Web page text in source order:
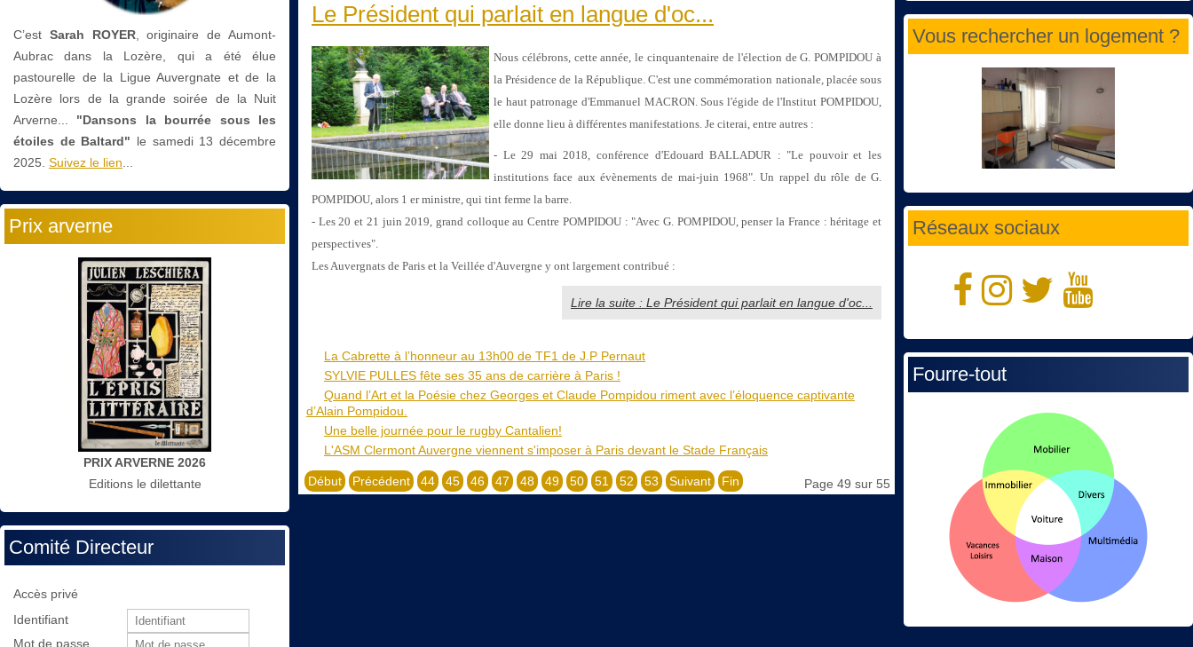
C’est Sarah ROYER, originaire de Aumont-
Aubrac dans la Lozère, qui a été élue
pastourelle de la Ligue Auvergnate et de la
Lozère lors de la grande soirée de la Nuit
Arverne...
"Dansons la bourrée sous les
étoiles de Baltard" le samedi 13 décembre
2025. Suivez le lien
Prix arverne
PRIX ARVERNE 2026
Editions le dilettante
Comité Directeur
Accès privé
Identifiant
Mot de passe
Le Président qui parlait en langue d'oc...
Nous célébrons, cette année, le cinquantenaire de l'élection de G. POMPIDOU à
la Présidencede la République. C'est une commémoration nationale, placée sous
le haut patronage d'Emmanuel MACRON. Sous l'égide de l'Institut POMPIDOU,
elle donne lieu à différentes manifestations. Je citerai, entre autres :
- Le 29 mai 2018, conférence d'Edouard BALLADUR : "Le pouvoir et les
institutions face aux évènements de mai-juin 1968". Un rappel du rôle de G.
POMPIDOU, alors 1 er ministre, qui tint ferme la barre.
- Les 20 et 21 juin 2019, grand colloque au Centre POMPIDOU : "Avec G. POMPIDOU, penser la France : héritage et
perspectives".
Les Auvergnats de Paris et la Veillée d'Auvergne y ont largement contribué :
Lire la suite : Le Président qui parlait en langue d'oc...
La Cabrette à l’honneur au 13h00 de TF1 de J.P Pernaut
SYLVIE PULLES fête ses 35 ans de carrière à Paris !
Quand l’Art et la Poésie chez Georges et Claude Pompidou riment avec l’éloquence captivante
d’Alain Pompidou.
Une belle journée pour le rugby Cantalien!
L'ASM Clermont Auvergne viennent s'imposer à Paris devant le Stade Français
Page 49 sur 55
Début Précédent 44 45 46 47 48 49 50 51 52 53 Suivant Fin
Vous rechercher un logement ?
Réseaux sociaux
Fourre-tout